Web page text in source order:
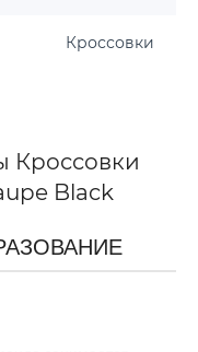
Кроссовки
Кроссовки
Black